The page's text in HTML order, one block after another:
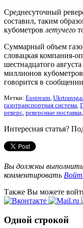
Среднесуточный
составил, таким
кубометров летучего
Суммарный объем
словацкая компания-
шестнадцатого
миллионов кубометров
говорится в
Метки: Eustream,
газотранспортная система,
реверс, реверсные поставки,
Интересная статья?
Вы должны
комментировать
Также Вы можете
Одной строкой